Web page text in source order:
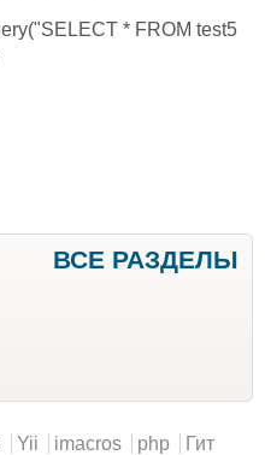
* FROM test5
ВСЕ РАЗДЕЛЫ
Yii imacros php
Гит